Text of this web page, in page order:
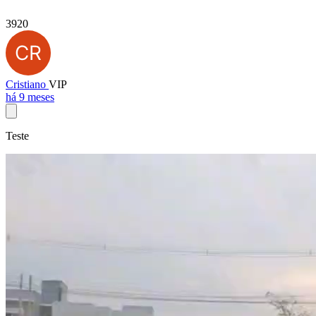
3920
Cristiano VIP
há 9 meses
Teste